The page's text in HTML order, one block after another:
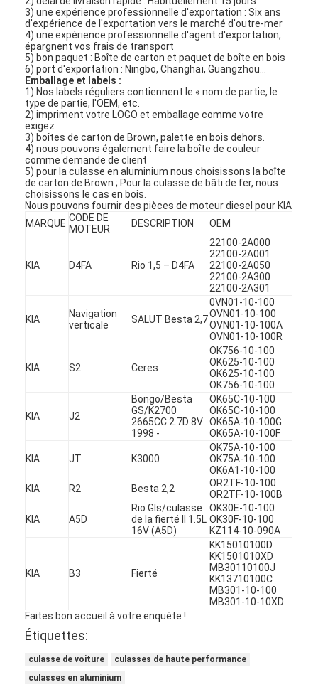
Produits
Visite de l'usine
Contrôle de la qualité
Nous contacter
Discuter Maintenant
bloc-cylindres de moteur
ACCOMPLISSEZ LA CULASSE
Culasse de moteur
vilebrequin de moteur
3) une expérience professionnelle d'exportation : Six ans
d'expérience de l'exportation vers le marché d'outre-mer
4) une expérience professionnelle d'agent d'exportation,
épargnent vos frais de transport
5) bon paquet : Boîte de carton et paquet de boîte en bois
6) port d'exportation : Ningbo, Changhaï, Guangzhou…
Emballage et labels :
1) Nos labels réguliers contiennent le « nom de partie, le
type de partie, l'OEM, etc.
2) impriment votre LOGO et emballage comme votre
exigez
3) boîtes de carton de Brown, palette en bois dehors.
4) nous pouvons également faire la boîte de couleur
comme demande de client
5) pour la culasse en aluminium nous choisissons la boîte
de carton de Brown ; Pour la culasse de bâti de fer, nous
choisissons le cas en bois.
Nous pouvons fournir des pièces de moteur diesel pour KIA
MARQUE CODE DE
MOTEUR
DESCRIPTION OEM
KIA D4FA Rio 1,5 – D4FA
22100-2A000
22100-2A001
22100-2A050
22100-2A300
22100-2A301
KIA
Navigation
verticale
SALUT Besta 2,7
0VN01-10-100
OVN01-10-100
OVN01-10-100A
OVN01-10-100R
KIA S2 Ceres
OK756-10-100
OK625-10-100
OK625-10-100
OK756-10-100
KIA J2
Bongo/Besta
GS/K2700
2665CC 2.7D 8V
1998 -
OK65C-10-100
OK65C-10-100
OK65A-10-100G
OK65A-10-100F
KIA JT K3000
OK75A-10-100
OK75A-10-100
OK6A1-10-100
KIA
R2 Besta 2,2
OR2TF-10-100
OR2TF-10-100B
KIA A5D
Rio Gls/culasse
de la fierté II 1.5L
16V (A5D)
OK30E-10-100
OK30F-10-100
KZ114-10-090A
KIA B3 Fierté
KK15010100D
KK1501010XD
MB30110100J
KK13710100C
MB301-10-100
MB301-10-10XD
Faites bon accueil à votre enquête !
Étiquettes:
culasse de voiture
culasses de haute performance
culasses en aluminium